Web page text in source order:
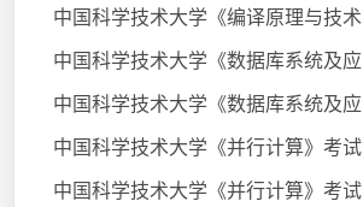
中国科学技术大学《编译原理与技术
中国科学技术大学《数据库系统及应
中国科学技术大学《数据库系统及应
中国科学技术大学《并行计算》考试
中国科学技术大学《并行计算》考试